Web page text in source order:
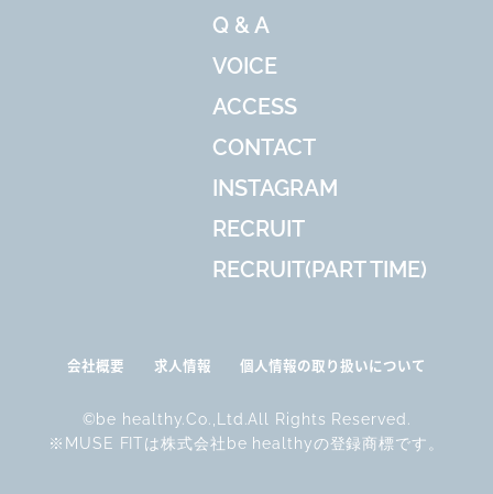
Q & A
VOICE
ACCESS
CONTACT
INSTAGRAM
RECRUIT
RECRUIT(PART TIME)
会社概要 求人情報 個人情報の取り扱いについて
©be healthy.Co.,Ltd.All Rights Reserved.
※MUSE FITは株式会社be healthyの登録商標です。